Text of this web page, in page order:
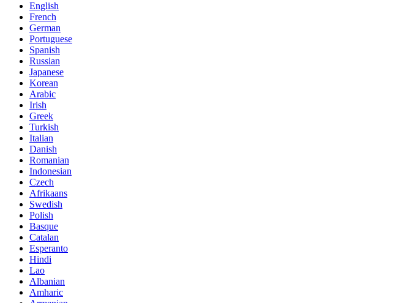
English
French
German
Portuguese
Spanish
Russian
Japanese
Korean
Arabic
Irish
Greek
Turkish
Italian
Danish
Romanian
Indonesian
Czech
Afrikaans
Swedish
Polish
Basque
Catalan
Esperanto
Hindi
Lao
Albanian
Amharic